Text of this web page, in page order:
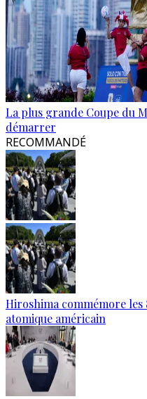
La plus grande Coupe du
démarrer
RECOMMANDÉ
Hiroshima commémore les
atomique américain